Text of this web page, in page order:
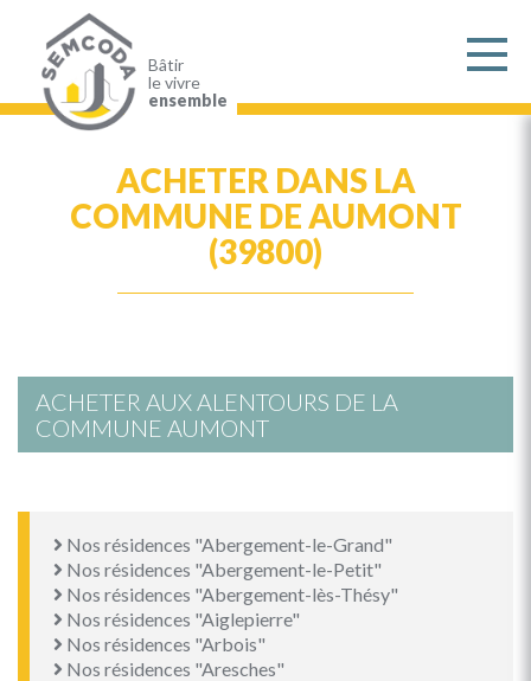
contenu
principal
Bâtir
le vivre
ensemble
ACHETER DANS LA
COMMUNE DE AUMONT
(39800)
ACHETER AUX ALENTOURS DE LA
COMMUNE AUMONT
Nos résidences "Abergement-le-Grand"
Nos résidences "Abergement-le-Petit"
Nos résidences "Abergement-lès-Thésy"
Nos résidences "Aiglepierre"
Nos résidences "Arbois"
Nos résidences "Aresches"